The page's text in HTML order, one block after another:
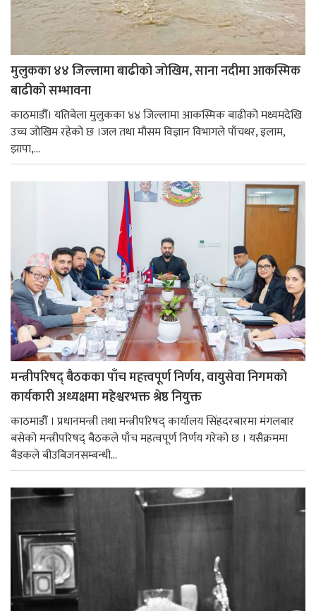
मुलुकका ४४ जिल्लामा बाढीको जोखिम, साना नदीमा आकस्मिक
बाढीको सम्भावना
काठमाडौँ। यतिबेला मुलुकका ४४ जिल्लामा आकस्मिक बाढीको मध्यमदेखि
उच्च जोखिम रहेको छ ।जल तथा मौसम विज्ञान विभागले पाँचथर, इलाम,
झापा,...
मन्त्रीपरिषद् बैठकका पाँच महत्त्वपूर्ण निर्णय, वायुसेवा निगमको
कार्यकारी अध्यक्षमा महेश्वरभक्त श्रेष्ठ नियुक्त
काठमाडौँ । प्रधानमन्त्री तथा मन्त्रीपरिषद् कार्यालय सिंहदरबारमा मंगलबार
बसेको मन्त्रीपरिषद् बैठकले पाँच महत्वपूर्ण निर्णय गरेको छ । यसैक्रममा
बैडकले बीउबिजनसम्बन्धी...